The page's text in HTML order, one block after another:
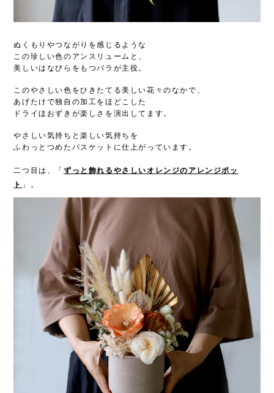
ぬくもりやつながりを感じるような
この珍しい色のアンスリュームと、
美しいはなびらをもつバラが主役。
このやさしい色をひきたてる美しい花々のなかで、
あげたけで独自の加工をほどこした
ドライほおずきが楽しさを演出してます。
やさしい気持ちと楽しい気持ちを
ふわっとつめたバスケットに仕上がっています。
二つ目は、「 ずっと飾れるやさしいオレンジのアレンジポッ
ト 」。